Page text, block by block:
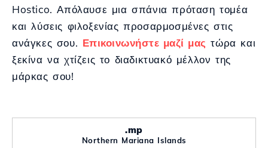
Hostico. Απόλαυσε μια σπάνια πρόταση τομέα
και λύσεις φιλοξενίας προσαρμοσμένες στις
ανάγκες σου. Επικοινωνήστε μαζί μας τώρα και
ξεκίνα να χτίζεις το διαδικτυακό μέλλον της
μάρκας σου!
.mp
Northern Mariana Islands